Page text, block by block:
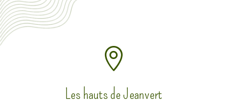

Les hauts de Jeanvert